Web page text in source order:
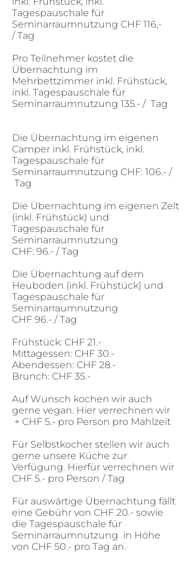
Tagespauschale für
Seminarraumnutzung CHF 116,-
/Tag
Pro Teilnehmer kostet die
Übernachtung im
Mehrbettzimmer inkl. Frühstück,
inkl. Tagespauschale für
Seminarraumnutzung 135.- / Tag
Die Übernachtung im eigenen
Camper inkl. Frühstück, inkl.
Tagespauschale für
Seminarraumnutzung CHF: 106.- /
Tag
Die Übernachtung im eigenen Zelt
(inkl. Frühstück) und
Tagespauschale für
Seminarraumnutzung
CHF: 96.- / Tag
Die Übernachtung auf dem
Heuboden (inkl. Frühstück) und
Tagespauschale für
Seminarraumnutzung
CHF 96.- / Tag
Frühstück: CHF 21.-
Mittagessen: CHF 30.-
Abendessen: CHF 28.-
Brunch: CHF 35.-
Auf Wunsch kochen wir auch
gerne vegan. Hier verrechnen wir
+ CHF 5.- pro Person pro Mahlzeit
Für Selbstkocher stellen wir auch
gerne unsere Küche zur
Verfügung. Hierfür verrechnen wir
CHF 5.- pro Person / Tag
Für auswärtige Übernachtung fällt
eine Gebühr von CHF 20.- sowie
die Tagespauschale für
Seminarraumnutzung in Höhe
von CHF 50.- pro Tag an.